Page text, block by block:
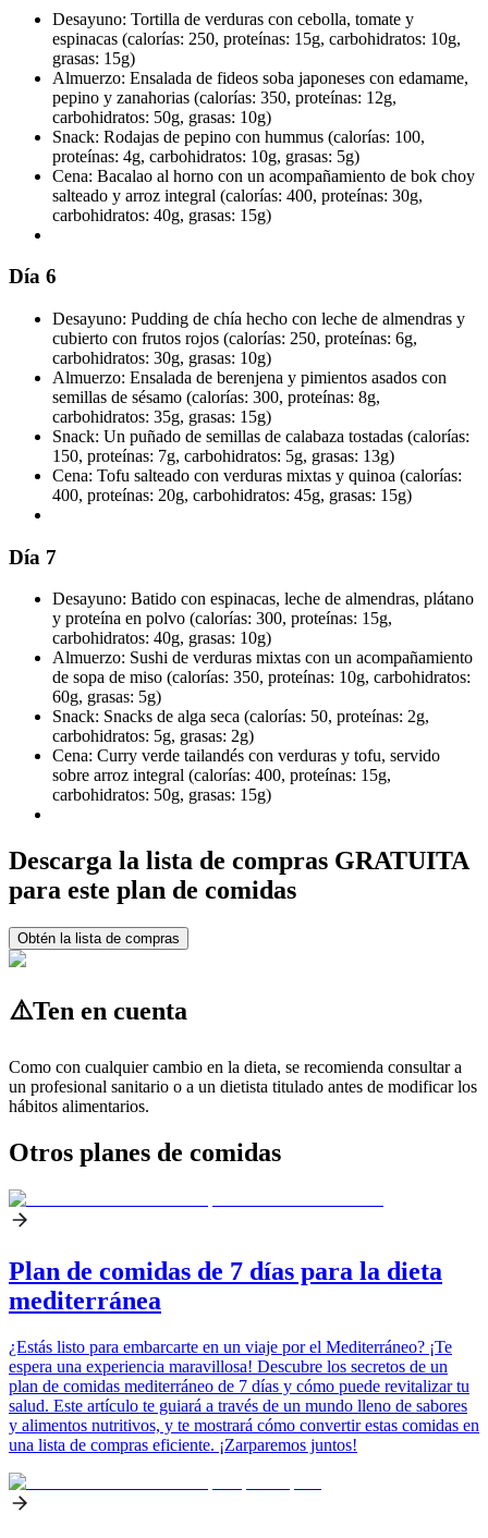
Desayuno: Tortilla de verduras con cebolla, tomate y
espinacas (calorías: 250, proteínas: 15g, carbohidratos: 10g,
grasas: 15g)
Almuerzo: Ensalada de fideos soba japoneses con edamame,
pepino y zanahorias (calorías: 350, proteínas: 12g,
carbohidratos: 50g, grasas: 10g)
Snack: Rodajas de pepino con hummus (calorías: 100,
proteínas: 4g, carbohidratos: 10g, grasas: 5g)
Cena: Bacalao al horno con un acompañamiento de bok choy
salteado y arroz integral (calorías: 400, proteínas: 30g,
carbohidratos: 40g, grasas: 15g)
Día 6
Desayuno: Pudding de chía hecho con leche de almendras y
cubierto con frutos rojos (calorías: 250, proteínas: 6g,
carbohidratos: 30g, grasas: 10g)
Almuerzo: Ensalada de berenjena y pimientos asados con
semillas de sésamo (calorías: 300, proteínas: 8g,
carbohidratos: 35g, grasas: 15g)
Snack: Un puñado de semillas de calabaza tostadas (calorías:
150, proteínas: 7g, carbohidratos: 5g, grasas: 13g)
Cena: Tofu salteado con verduras mixtas y quinoa (calorías:
400, proteínas: 20g, carbohidratos: 45g, grasas: 15g)
Día 7
Desayuno: Batido con espinacas, leche de almendras, plátano
y proteína en polvo (calorías: 300, proteínas: 15g,
carbohidratos: 40g, grasas: 10g)
Almuerzo: Sushi de verduras mixtas con un acompañamiento
de sopa de miso (calorías: 350, proteínas: 10g, carbohidratos:
60g, grasas: 5g)
Snack: Snacks de alga seca (calorías: 50, proteínas: 2g,
carbohidratos: 5g, grasas: 2g)
Cena: Curry verde tailandés con verduras y tofu, servido
sobre arroz integral (calorías: 400, proteínas: 15g,
carbohidratos: 50g, grasas: 15g)
Descarga la lista de compras GRATUITA
para este plan de comidas
Obtén la lista de compras
⚠️Ten en cuenta
Como con cualquier cambio en la dieta, se recomienda consultar a
un profesional sanitario o a un dietista titulado antes de modificar los
hábitos alimentarios.
Otros planes de comidas
Plan de comidas de 7 días para la dieta
mediterránea
¿Estás listo para embarcarte en un viaje por el Mediterráneo? ¡Te
espera una experiencia maravillosa! Descubre los secretos de un
plan de comidas mediterráneo de 7 días y cómo puede revitalizar tu
salud. Este artículo te guiará a través de un mundo lleno de sabores
y alimentos nutritivos, y te mostrará cómo convertir estas comidas en
una lista de compras eficiente. ¡Zarparemos juntos!